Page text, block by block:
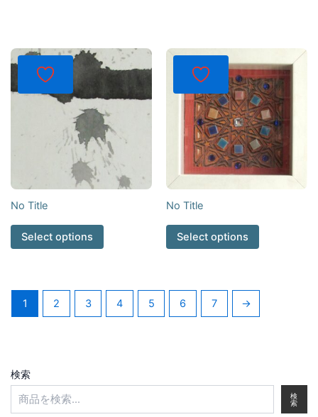
No Title
Select options
No Title
Select options
1 2 3 4 5 6 7 →
検索
検
索